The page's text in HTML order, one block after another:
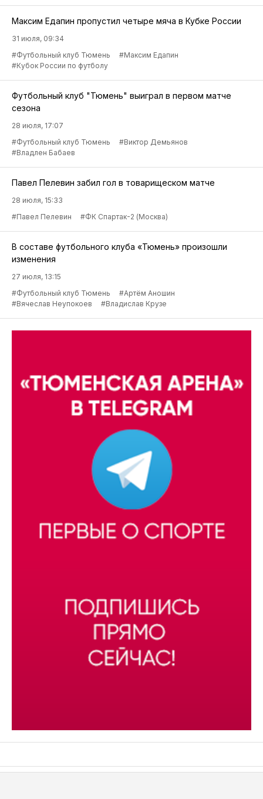
Максим Едапин пропустил четыре мяча в Кубке России
31 июля, 09:34
#Футбольный клуб Тюмень
#Максим Едапин
#Кубок России по футболу
Футбольный клуб "Тюмень" выиграл в первом матче
сезона
28 июля, 17:07
#Футбольный клуб Тюмень
#Виктор Демьянов
#Владлен Бабаев
Павел Пелевин забил гол в товарищеском матче
28 июля, 15:33
#Павел Пелевин
#ФК Спартак-2 (Москва)
В составе футбольного клуба «Тюмень» произошли
изменения
27 июля, 13:15
#Футбольный клуб Тюмень
#Артём Аношин
#Вячеслав Неупокоев
#Владислав Крузе